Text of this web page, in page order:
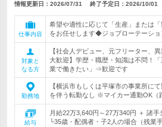
情報更新日：2026/07/31 終了予定日： 2026/10/01
仕事内容
希望や適性に応じて「生産」または
をお任せします◆ジョブローテーショ
対象と
なる方
【社会人デビュー、元フリーター、
大歓迎】学歴・職歴・知識は不問！
業で働きたい」⇒歓迎です
勤務地
【横浜市もしくは平塚市の事業所に
を伴う転勤なし ※マイカー通勤OK（
給与
月給22万3,640円～27万340円 ＋ 諸
└35歳・配偶者・子2人の場合（残業